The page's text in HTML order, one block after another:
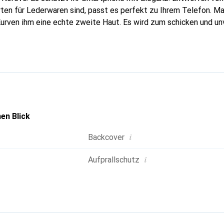
für Lederwaren sind, passt es perfekt zu Ihrem Telefon.
ihm eine echte zweite Haut. Es wird zum schicken und
Blick
Backcover i
Aufprallschutz i